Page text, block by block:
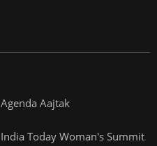
Agenda Aajtak
India Today Woman's Summit